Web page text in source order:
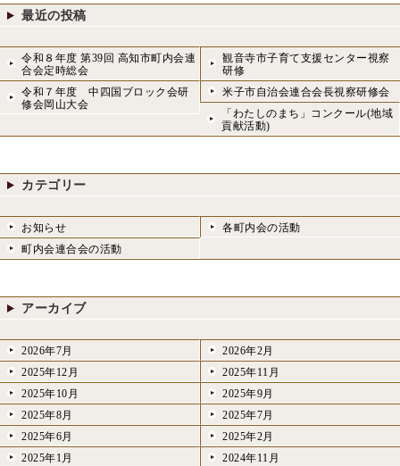
最近の投稿
令和８年度 第39回 高知市町内会連
合会定時総会
観音寺市子育て支援センター視察
研修
令和７年度 中四国ブロック会研
修会岡山大会
米子市自治会連合会長視察研修会
「わたしのまち」コンクール(地域
貢献活動)
カテゴリー
お知らせ
各町内会の活動
町内会連合会の活動
アーカイブ
2026年7月
2026年2月
2025年12月
2025年11月
2025年10月
2025年9月
2025年8月
2025年7月
2025年6月
2025年2月
2025年1月
2024年11月